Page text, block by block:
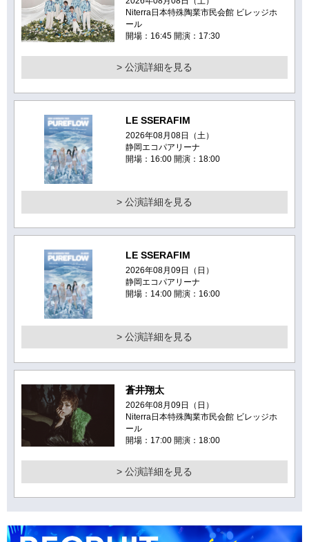
Niterra日本特殊陶業市民会館 ビレッジホ
ール
開場：16:45 開演：17:30
> 公演詳細を見る
LE SSERAFIM
2026年08月08日（土）
静岡エコパアリーナ
開場：16:00 開演：18:00
> 公演詳細を見る
LE SSERAFIM
2026年08月09日（日）
静岡エコパアリーナ
開場：14:00 開演：16:00
> 公演詳細を見る
蒼井翔太
2026年08月09日（日）
Niterra日本特殊陶業市民会館 ビレッジホ
ール
開場：17:00 開演：18:00
> 公演詳細を見る